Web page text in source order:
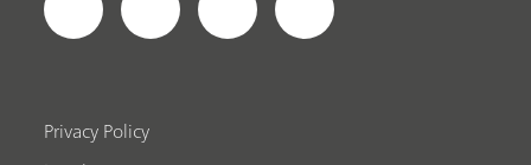
Privacy Policy